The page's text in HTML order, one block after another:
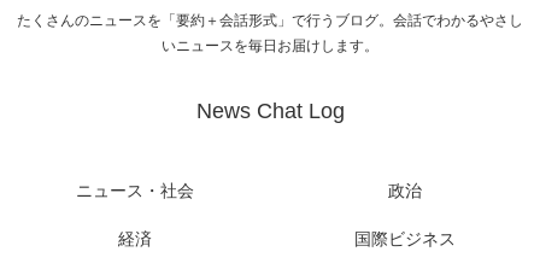
たくさんのニュースを「要約＋会話形式」で行うブログ。会話でわかるやさし
いニュースを毎日お届けします。
News Chat Log
ニュース・社会 政治
経済 国際ビジネス